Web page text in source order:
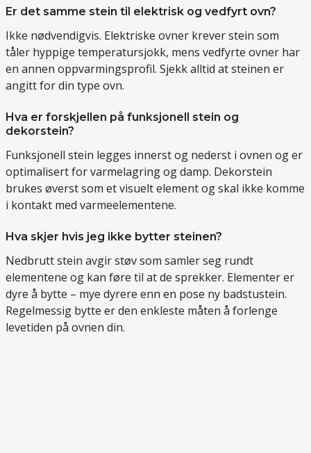
Er det samme stein til elektrisk og vedfyrt ovn?
Ikke nødvendigvis. Elektriske ovner krever stein som
tåler hyppige temperatursjokk, mens vedfyrte ovner har
en annen oppvarmingsprofil. Sjekk alltid at steinen er
angitt for din type ovn.
Hva er forskjellen på funksjonell stein og
dekorstein?
Funksjonell stein legges innerst og nederst i ovnen og er
optimalisert for varmelagring og damp. Dekorstein
brukes øverst som et visuelt element og skal ikke komme
i kontakt med varmeelementene.
Hva skjer hvis jeg ikke bytter steinen?
Nedbrutt stein avgir støv som samler seg rundt
elementene og kan føre til at de sprekker. Elementer er
dyre å bytte – mye dyrere enn en pose ny badstustein.
Regelmessig bytte er den enkleste måten å forlenge
levetiden på ovnen din.